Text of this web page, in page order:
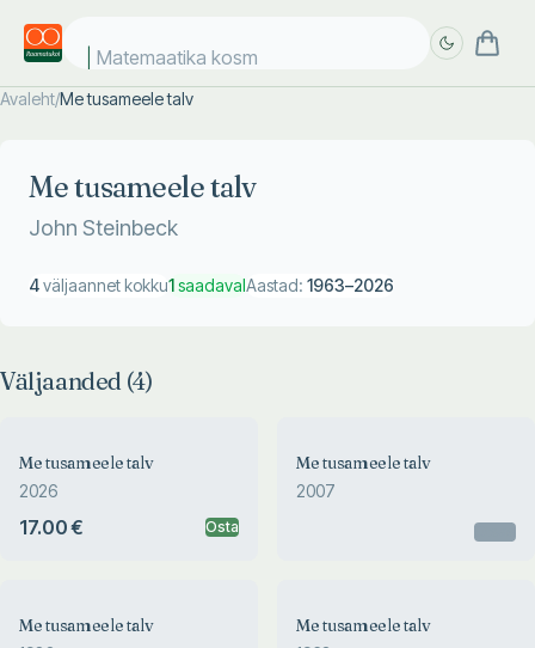
Matemaatika kosmo
Avaleht/Me tusameele talv
Me tusameele talv
John Steinbeck
4väljaannet kokku1saadavalAastad: 1963–2026
Väljaanded (4)
Me tusameele talv
2026
17.00 € Osta
Me tusameele talv
2007
Me tusameele talv Me tusameele talv